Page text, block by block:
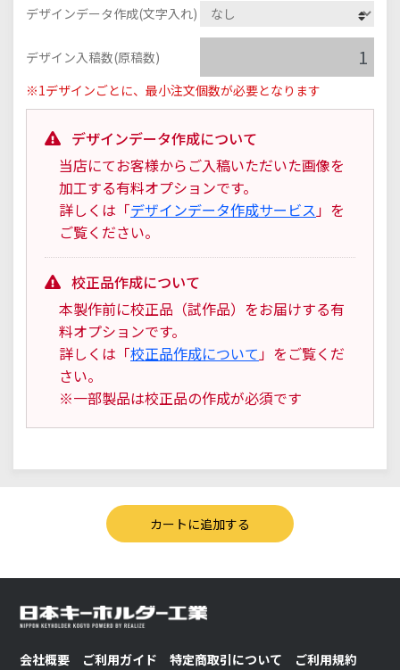
デザインデータ作成(文字入れ)
デザイン入稿数(原稿数)
※1デザインごとに、最小注文個数が必要となります
デザインデータ作成について
当店にてお客様からご入稿いただいた画像を
加工する有料オプションです。
詳しくは「デザインデータ作成サービス」を
ご覧ください。
校正品作成について
本製作前に校正品（試作品）をお届けする有
料オプションです。
詳しくは「校正品作成について」をご覧くだ
さい。
※一部製品は校正品の作成が必須です
会社概要 ご利用ガイド 特定商取引について
ご利用規約